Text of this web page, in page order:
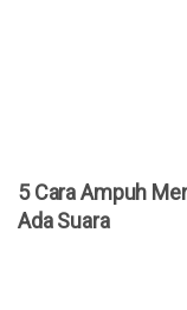
5 Cara Ampuh
Ada Suara